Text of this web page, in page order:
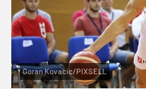
Goran Kovacic/PIXSELL